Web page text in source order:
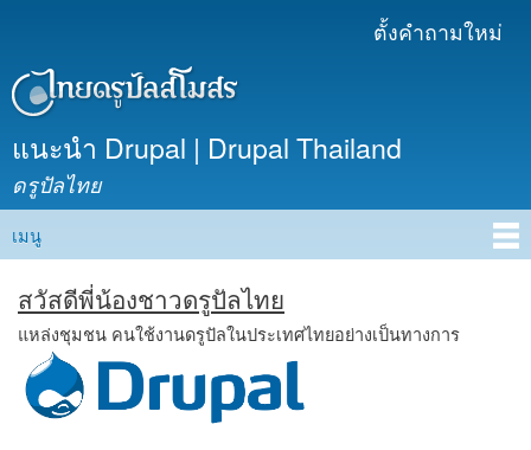
เนื้อหา
ตั้งคำถามใหม่
แนะนำ Drupal | Drupal Thailand
ดรูปัลไทย
Main menu
เมนู
สวัสดีพี่น้องชาวดรูปัลไทย
แหล่งชุมชน คนใช้งานดรูปัลในประเทศไทยอย่างเป็นทางการ